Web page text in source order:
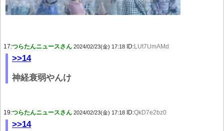
17:つらたんニュースさん 2024/02/23(金) 17:18 ID:LUt7UmAMd
>>14
神経衰弱やんけ
19:つらたんニュースさん 2024/02/23(金) 17:18 ID:QkD7e2bz0
>>14